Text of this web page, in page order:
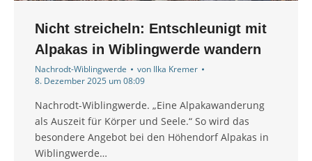
Nicht streicheln: Entschleunigt mit
Alpakas in Wiblingwerde wandern
Nachrodt-Wiblingwerde von Ilka Kremer
8. Dezember 2025 um 08:09
Nachrodt-Wiblingwerde. „Eine Alpakawanderung
als Auszeit für Körper und Seele.“ So wird das
besondere Angebot bei den Höhendorf Alpakas in
Wiblingwerde…